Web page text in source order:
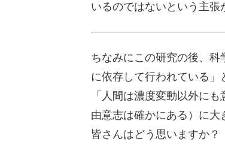
いるのではないという主張
ちなみにこの研究の後、
に依存して行われている」
「人間は濃度変動以外に
由意志は確かにある）に大
皆さんはどう思いますか？